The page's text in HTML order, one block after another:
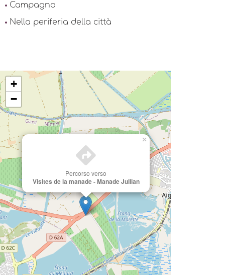
Campagna
Nella periferia della città
Percorso verso
Visites de la manade - Manade Jullian
×
+
−